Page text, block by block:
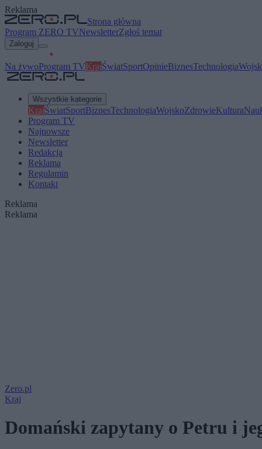
Reklama
Strona główna
Program ZERO TVNewsletterZgłoś temat
Zaloguj
Na żywoProgram TVKrajŚwiatSportOpinieBiznesTechnologia
Wszystkie kategorie
KrajŚwiatSportBiznesTechnologiaWojskoZdrowieKultura
Program TV
Najnowsze
Newsletter
Redakcja
Reklama
Regulamin
Kontakt
Reklama
Reklama
Zero.pl
Kraj
Domański zapytany o Petru i